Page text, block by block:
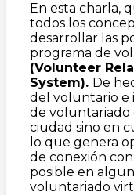
En esta charla,
todos los
desarrollar las
programa de
(Volunteer
System). De
del voluntario e
de voluntariado
ciudad sino en
lo que genera
de conexión
posible en
voluntariado